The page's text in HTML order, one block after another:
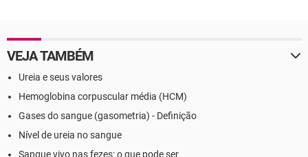
VEJA TAMBÉM
Ureia e seus valores
Hemoglobina corpuscular média (HCM)
Gases do sangue (gasometria) - Definição
Nível de ureia no sangue
Sangue vivo nas fezes: o que pode ser